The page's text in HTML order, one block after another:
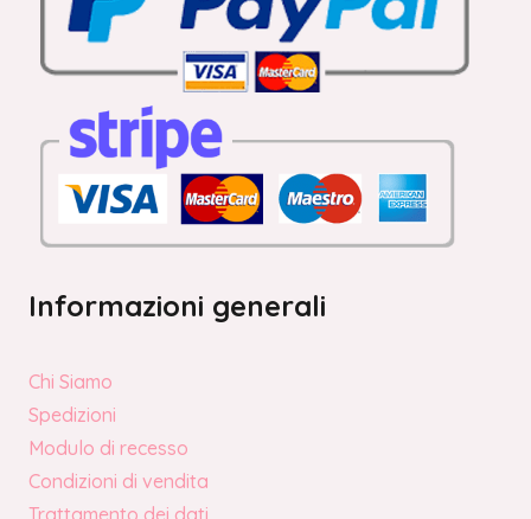
Informazioni generali
Chi Siamo
Spedizioni
Modulo di recesso
Condizioni di vendita
Trattamento dei dati